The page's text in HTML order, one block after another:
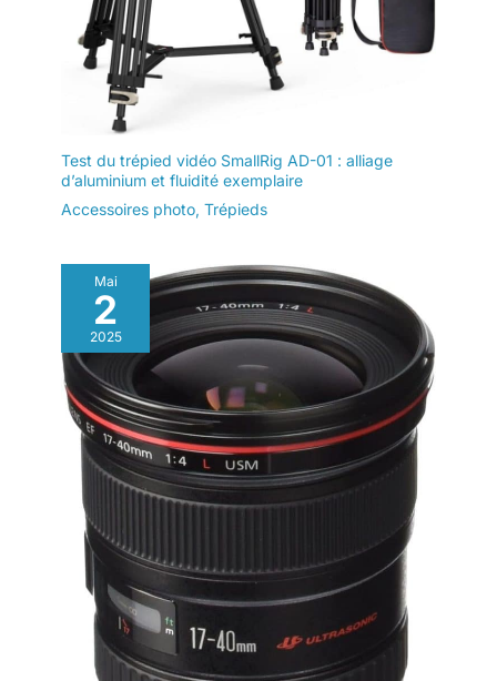
Test du trépied vidéo SmallRig AD-01 : alliage
d’aluminium et fluidité exemplaire
Accessoires photo, Trépieds
Mai
2
2025